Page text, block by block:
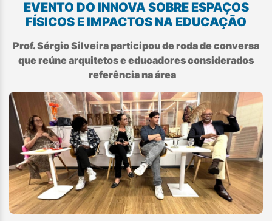
EVENTO DO INNOVA SOBRE ESPAÇOS
FÍSICOS E IMPACTOS NA EDUCAÇÃO
Prof. Sérgio Silveira participou de roda de conversa
que reúne arquitetos e educadores considerados
referência na área